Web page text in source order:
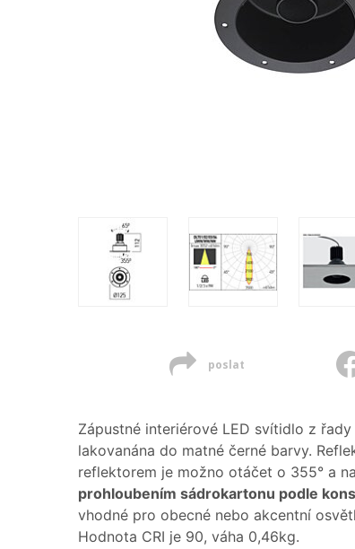
poslat
Zápustné interiérové LED svítidlo z
lakovanána do matné černé barvy.
reflektorem je možno otáčet o 355° a
prohloubením sádrokartonu podle
vhodné pro obecné nebo akcentní
Hodnota CRI je 90, váha 0,46kg.